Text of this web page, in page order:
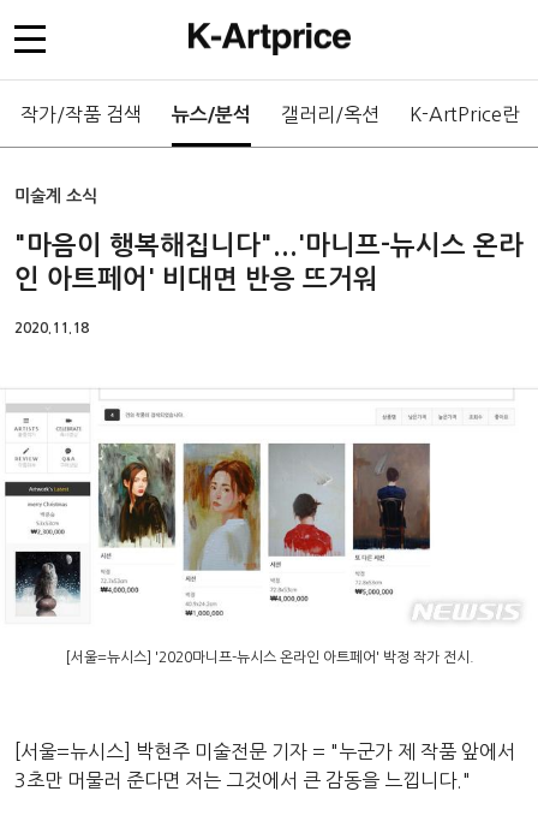
작가/작품 검색 뉴스/분석 갤러리/옥션 K-ArtPrice란
미술계 소식
"마음이 행복해집니다"...'마니프-뉴시스 온라
인 아트페어' 비대면 반응 뜨거워
2020.11.18
[서울=뉴시스] '2020마니프-뉴시스 온라인 아트페어' 박정 작가 전시.
[서울=뉴시스] 박현주 미술전문 기자 = "누군가 제 작품 앞에서
3초만 머물러 준다면 저는 그것에서 큰 감동을 느낍니다."